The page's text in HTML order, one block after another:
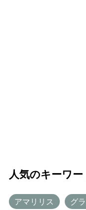
人気のキーワー
アマリリス グ